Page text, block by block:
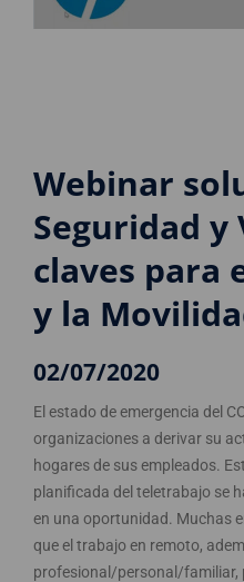
Webinar
Seguridad y
claves para
y la
02/07/2020
El estado de emergencia del
organizaciones a derivar su
hogares de sus empleados.
planificada del teletrabajo se
en una oportunidad. Muchas
que el trabajo en remoto,
profesional/personal/familiar,